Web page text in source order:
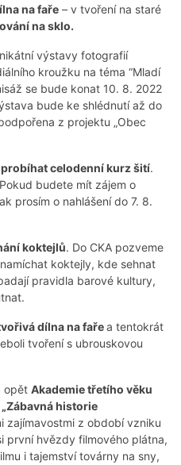
na faře – v tvoření na staré
na sklo.
výstavy fotografií
kroužku na téma “Mladí
se bude konat 10. 8. 2022
bude ke shlédnutí až do
z projektu „Obec
celodenní kurz šití.
budete mít zájem o
prosím o nahlášení do 7. 8.
koktejlů. Do CKA pozveme
koktejly, kde sehnat
pravidla barové kultury,
dílna na fařea tentokrát
tvoření s ubrouskovou
opět Akademie třetího věku
„Zábavná historie
zajímavostmi z období vzniku
první hvězdy filmového plátna,
i tajemství továrny na sny,